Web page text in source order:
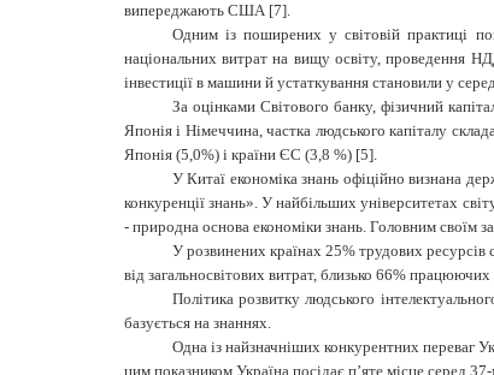
випереджають США [7].
Одним із поширених у світовій практиці
національних витрат на вищу освіту, проведення
інвестиції в машини й устаткування становили у
За оцінками Світового банку, фізичний
Японія і Німеччина, частка людського капіталу
Японія (5,0%) і країни ЄС (3,8 %) [5].
У Китаї економіка знань офіційно визнана
конкуренції знань». У найбільших університетах
- природна основа економіки знань. Головним своїм
У розвинених країнах 25% трудових
від загальносвітових витрат, близько 66%
Політика розвитку людського
базується на знаннях.
Одна із найзначніших конкурентних переваг
цим показником Україна посідає п’яте місце серед